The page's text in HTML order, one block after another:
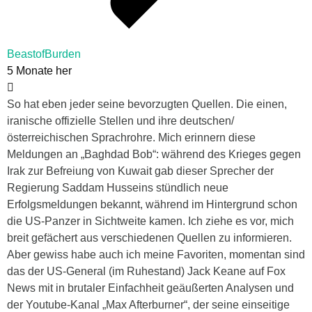
BeastofBurden
5 Monate her
So hat eben jeder seine bevorzugten Quellen. Die einen,
iranische offizielle Stellen und ihre deutschen/
österreichischen Sprachrohre. Mich erinnern diese
Meldungen an „Baghdad Bob“: während des Krieges gegen
Irak zur Befreiung von Kuwait gab dieser Sprecher der
Regierung Saddam Husseins stündlich neue
Erfolgsmeldungen bekannt, während im Hintergrund schon
die US-Panzer in Sichtweite kamen. Ich ziehe es vor, mich
breit gefächert aus verschiedenen Quellen zu informieren.
Aber gewiss habe auch ich meine Favoriten, momentan sind
das der US-General (im Ruhestand) Jack Keane auf Fox
News mit in brutaler Einfachheit geäußerten Analysen und
der Youtube-Kanal „Max Afterburner“, der seine einseitige